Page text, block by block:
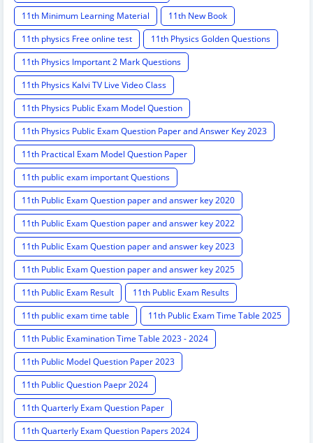
11th Minimum Learning Material
11th New Book
11th physics Free online test
11th Physics Golden Questions
11th Physics Important 2 Mark Questions
11th Physics Kalvi TV Live Video Class
11th Physics Public Exam Model Question
11th Physics Public Exam Question Paper and Answer Key 2023
11th Practical Exam Model Question Paper
11th public exam important Questions
11th Public Exam Question paper and answer key 2020
11th Public Exam Question paper and answer key 2022
11th Public Exam Question paper and answer key 2023
11th Public Exam Question paper and answer key 2025
11th Public Exam Result
11th Public Exam Results
11th public exam time table
11th Public Exam Time Table 2025
11th Public Examination Time Table 2023 - 2024
11th Public Model Question Paper 2023
11th Public Question Paepr 2024
11th Quarterly Exam Question Paper
11th Quarterly Exam Question Papers 2024